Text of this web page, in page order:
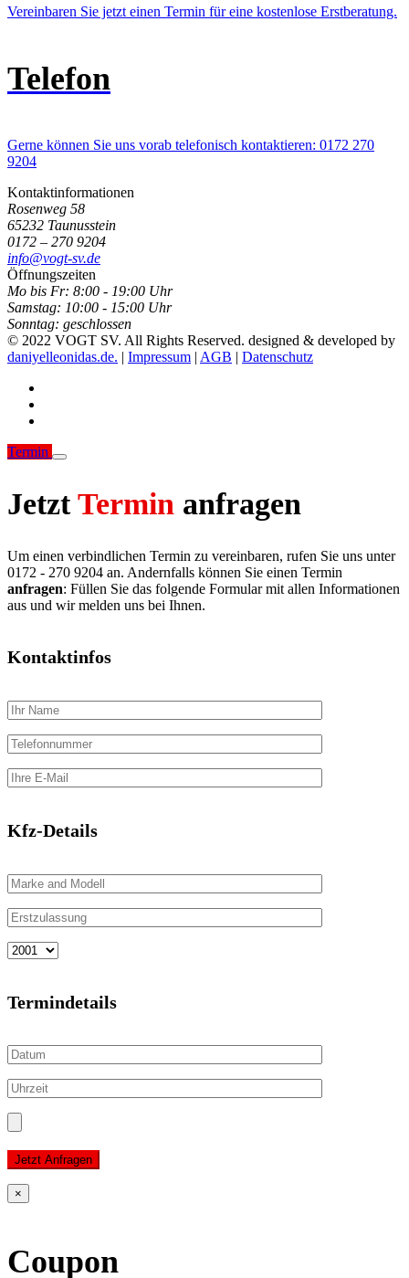
Vereinbaren Sie jetzt einen Termin für eine kostenlose Erstberatung.
Telefon
Gerne können Sie uns vorab telefonisch kontaktieren: 0172 270
9204
Kontaktinformationen
Rosenweg 58
65232 Taunusstein
0172 – 270 9204
info@vogt-sv.de
Öffnungszeiten
Mo bis Fr: 8:00 - 19:00 Uhr
Samstag: 10:00 - 15:00 Uhr
Sonntag: geschlossen
© 2022 VOGT SV. All Rights Reserved. designed & developed by
daniyelleonidas.de. | Impressum | AGB | Datenschutz
Termin
JetztTermin anfragen
Um einen verbindlichen Termin zu vereinbaren, rufen Sie uns unter
0172 - 270 9204 an. Andernfalls können Sie einen Termin
anfragen: Füllen Sie das folgende Formular mit allen Informationen
aus und wir melden uns bei Ihnen.
Kontaktinfos
Kfz-Details
Termindetails
Jetzt Anfragen
×
Coupon